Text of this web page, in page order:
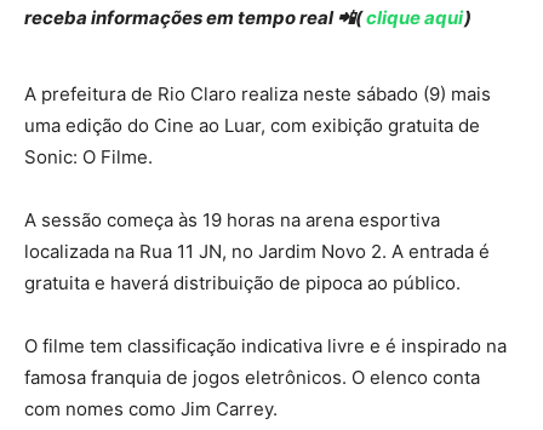
receba informações em tempo real 📲(clique aqui)
A prefeitura de Rio Claro realiza neste sábado (9) mais
uma edição do Cine ao Luar, com exibição gratuita de
Sonic: O Filme.
A sessão começa às 19 horas na arena esportiva
localizada na Rua 11 JN, no Jardim Novo 2. A entrada é
gratuita e haverá distribuição de pipoca ao público.
O filme tem classificação indicativa livre e é inspirado na
famosa franquia de jogos eletrônicos. O elenco conta
com nomes como Jim Carrey.